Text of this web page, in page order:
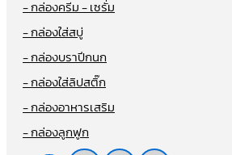
- กล่องครีม - เซรั่ม
- กล่องใส่สบู่
- กล่องบราปีกนก
- กล่องใส่ลิปสติ๊ก
- กล่องอาหารเสริม
- กล่องลูกฟูก